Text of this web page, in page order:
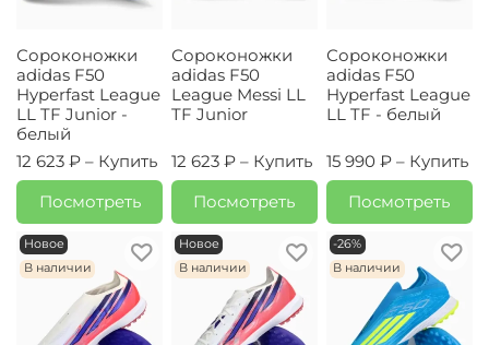
Сороконожки
adidas F50
Hyperfast League
LL TF Junior -
белый
12 623 ₽ – Купить
Посмотреть
Сороконожки
adidas F50
League Messi LL
TF Junior
12 623 ₽ – Купить
Посмотреть
Сороконожки
adidas F50
Hyperfast League
LL TF - белый
15 990 ₽ – Купить
Посмотреть
Новое
В наличии
Новое
В наличии
-26%
В наличии